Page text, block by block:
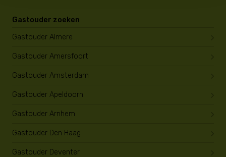
Gastouder zoeken
Gastouder Almere
Gastouder Amersfoort
Gastouder Amsterdam
Gastouder Apeldoorn
Gastouder Arnhem
Gastouder Den Haag
Gastouder Deventer